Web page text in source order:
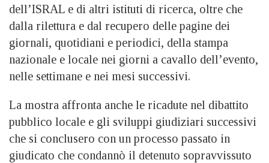
dell’ISRAL e di altri istituti di ricerca, oltre che
dalla rilettura e dal recupero delle pagine dei
giornali, quotidiani e periodici, della stampa
nazionale e locale nei giorni a cavallo dell’evento,
nelle settimane e nei mesi successivi.
La mostra affronta anche le ricadute nel dibattito
pubblico locale e gli sviluppi giudiziari successivi
che si conclusero con un processo passato in
giudicato che condannò il detenuto sopravvissuto